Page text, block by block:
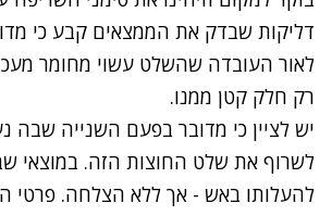
דליקות שבדק את הממצאים קבע כי
לאור העובדה שהשלט עשוי מחומר
רק חלק קטן ממנו.
יש לציין כי מדובר בפעם השנייה שבה
לשרוף את שלט החוצות הזה. במוצאי
להעלותו באש - אך ללא הצלחה. פרטי